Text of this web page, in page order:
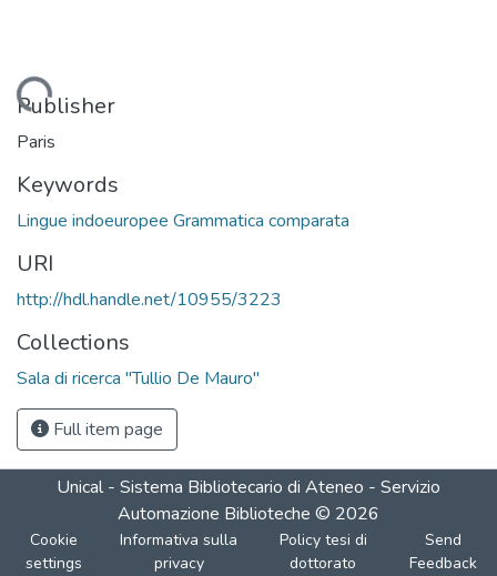
Loading...
Publisher
Paris
Keywords
Lingue indoeuropee Grammatica comparata
URI
http://hdl.handle.net/10955/3223
Collections
Sala di ricerca "Tullio De Mauro"
Full item page
Unical - Sistema Bibliotecario di Ateneo - Servizio
Automazione Biblioteche © 2026
Cookie
settings
Informativa sulla
privacy
Policy tesi di
dottorato
Send
Feedback